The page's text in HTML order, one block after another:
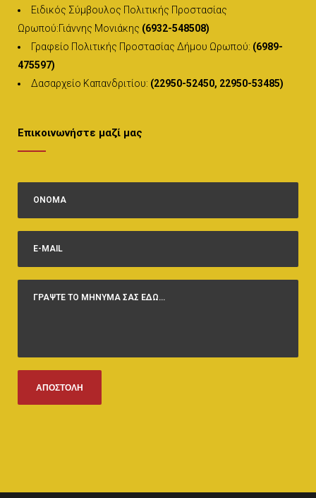
Ειδικός Σύμβουλος Πολιτικής Προστασίας
Ωρωπού:Γιάννης Μονιάκης (6932-548508)
Γραφείο Πολιτικής Προστασίας Δήμου Ωρωπού: (6989-
475597)
Δασαρχείο Καπανδριτίου: (22950-52450, 22950-53485)
Επικοινωνήστε μαζί μας